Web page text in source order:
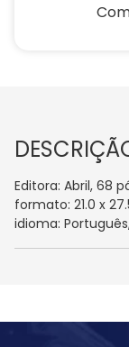
Editora: Abril, 68
formato: 21.0 x
idioma: